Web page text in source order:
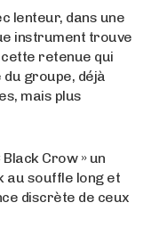
lenteur, dans une
instrument trouve
retenue qui
groupe, déjà
mais plus
Crow » un
au souffle long et
discrète de ceux